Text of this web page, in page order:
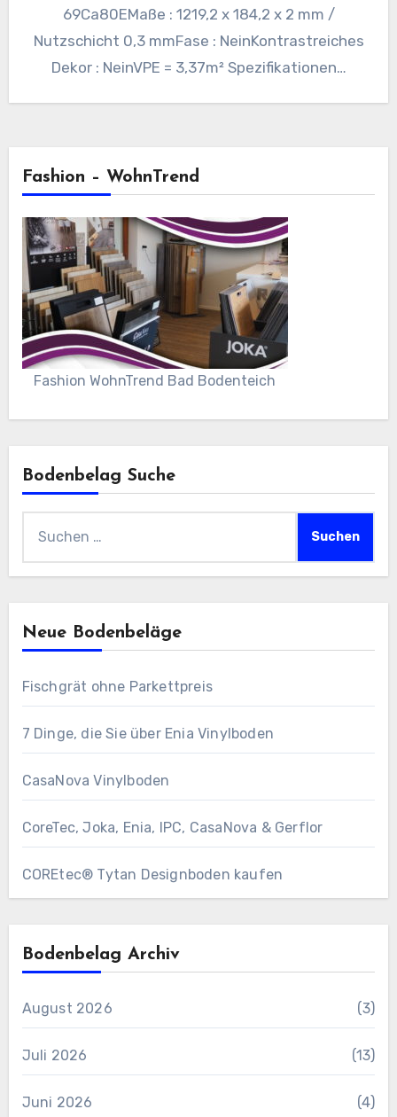
69Ca80EMaße : 1219,2 x 184,2 x 2 mm /
Nutzschicht 0,3 mmFase : NeinKontrastreiches
Dekor : NeinVPE = 3,37m² Spezifikationen…
Fashion – WohnTrend
Fashion WohnTrend Bad Bodenteich
Bodenbelag Suche
Neue Bodenbeläge
Fischgrät ohne Parkettpreis
7 Dinge, die Sie über Enia Vinylboden
CasaNova Vinylboden
CoreTec, Joka, Enia, IPC, CasaNova & Gerflor
COREtec® Tytan Designboden kaufen
Bodenbelag Archiv
August 2026 (3)
Juli 2026 (13)
Juni 2026 (4)